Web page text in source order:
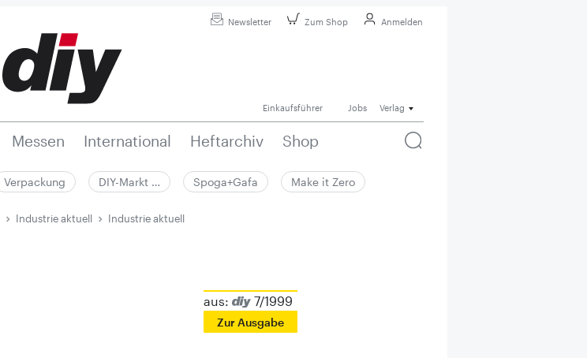
Newsletter Zum Shop Anmelden
Einkaufsführer Jobs Verlag
Messen International Heftarchiv Shop
Verpackung DIY-Markt … Spoga+Gafa Make it Zero
Industrie aktuell Industrie aktuell
aus: 7/1999
Zur Ausgabe